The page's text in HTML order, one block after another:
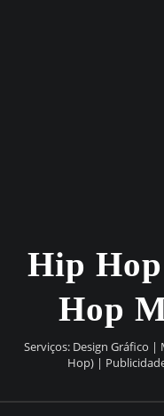
Hip
Hop
Serviços: Design Gráfico
Hop) |